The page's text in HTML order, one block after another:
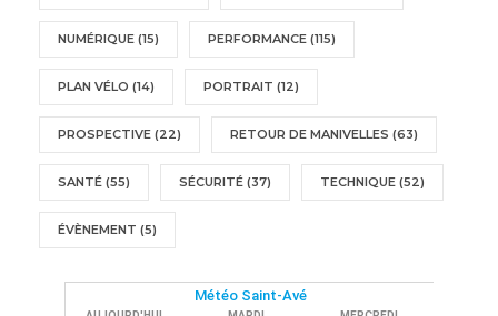
NUMÉRIQUE (15) PERFORMANCE (115)
PLAN VÉLO (14) PORTRAIT (12)
PROSPECTIVE (22) RETOUR DE MANIVELLES (63)
SANTÉ (55) SÉCURITÉ (37) TECHNIQUE (52)
ÉVÈNEMENT (5)